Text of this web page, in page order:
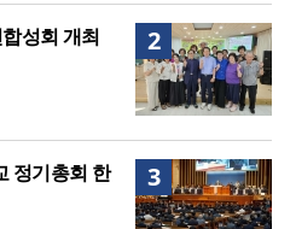
2
성회 개최
3
정기총회 한